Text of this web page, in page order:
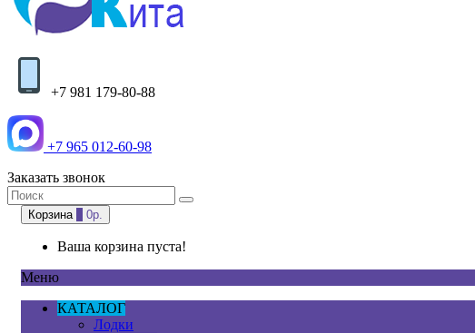
+7 981 179-80-88
+7 965 012-60-98
Заказать звонок
Корзина 0р.
Ваша корзина пуста!
Меню
КАТАЛОГ
Лодки